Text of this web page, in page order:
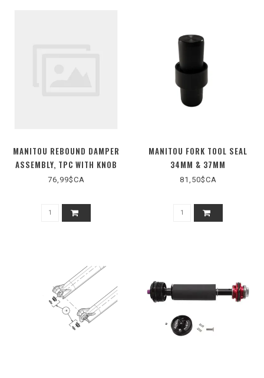
MANITOU REBOUND DAMPER
ASSEMBLY, TPC WITH KNOB
76,99$CA
MANITOU FORK TOOL SEAL
34MM & 37MM
81,50$CA